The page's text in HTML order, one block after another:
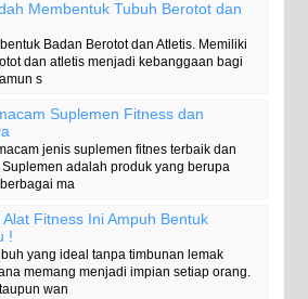
Membentuk Tubuh Berotot dan
Badan Berotot dan Atletis. Memiliki
dan atletis menjadi kebanggaan bagi
s
Suplemen Fitness dan
jenis suplemen fitnes terbaik dan
adalah produk yang berupa
ma
Alat Fitness Ini Ampuh Bentuk
!
yang ideal tanpa timbunan lemak
memang menjadi impian setiap orang.
wan